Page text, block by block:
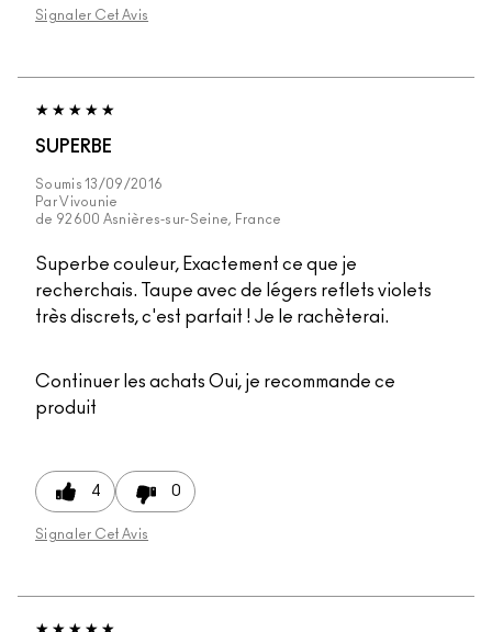
Signaler Cet Avis
SUPERBE
Soumis13/09/2016
ParVivounie
de 92600 Asnières-sur-Seine, France
Superbe couleur, Exactement ce que je
recherchais. Taupe avec de légers reflets violets
très discrets, c'est parfait ! Je le rachèterai.
Continuer les achats Oui, je recommande ce
produit
4 0
Signaler Cet Avis